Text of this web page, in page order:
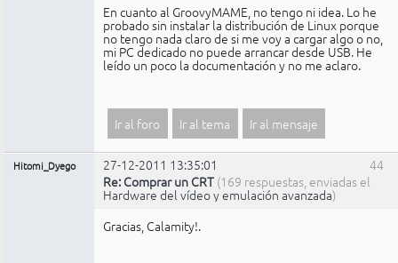
En cuanto al GroovyMAME, no tengo ni idea. Lo he
probado sin instalar la distribución de Linux porque
no tengo nada claro de si me voy a cargar algo o no,
mi PC dedicado no puede arrancar desde USB. He
leído un poco la documentación y no me aclaro.
Ir al foro Ir al tema Ir al mensaje
44
Hitomi_Dyego
27-12-2011 13:35:01
Re: Comprar un CRT (169 respuestas, enviadas el
Hardware del vídeo y emulación avanzada)
Gracias, Calamity!.